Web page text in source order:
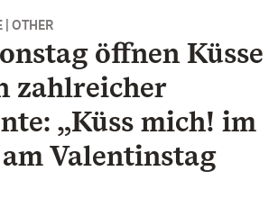
| OTHER
öffnen Küsse
zahlreicher
„Küss mich! im
am Valentinstag